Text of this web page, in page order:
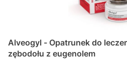
Alveogyl - Opatrunek do
zębodołu z eugenolem